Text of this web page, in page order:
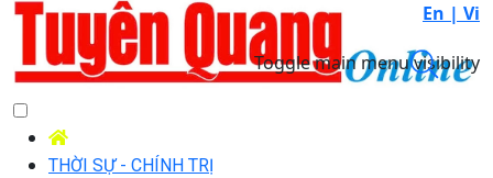
En | Vi
Toggle main menu visibility
THỜI SỰ - CHÍNH TRỊ